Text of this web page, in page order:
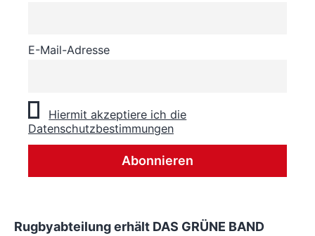
E-Mail-Adresse
Hiermit akzeptiere ich die
Datenschutzbestimmungen
Rugbyabteilung erhält DAS GRÜNE BAND